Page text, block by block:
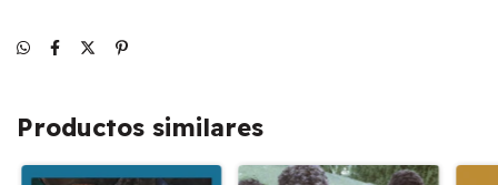
Productos similares